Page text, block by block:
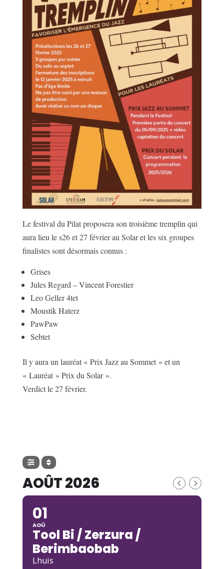
Le festival du Pilat proposera son troisième tremplin qui
aura lieu le s26 et 27 février au Solar et les six groupes
finalistes sont désormais connus :
Grises
Jules Regard – Vincent Forestier
Leo Geller 4tet
Moustik Haterz
PawPaw
Sebtet
Il y aura un lauréat « Prix Jazz au Sommet » et un
« Lauréat » Prix du Solar ».
Verdict le 27 février.
AOÛT 2026
01
AOÛ
Tool Bi / Zerzura /
Berimbaobab
Lhuis